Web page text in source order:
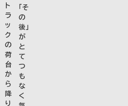
ト
ラ
ッ
ク
の
荷
台
か
ら
降
り
「そ
の
後」
が
と
て
つ
も
な
く